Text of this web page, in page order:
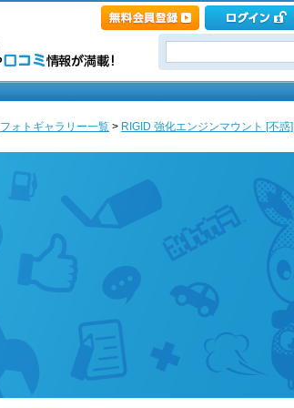
フォトギャラリー一覧 > RIGID 強化エンジンマウント [不惑]